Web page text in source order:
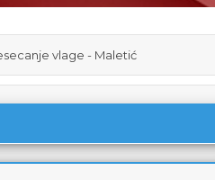
vlage - Maletić